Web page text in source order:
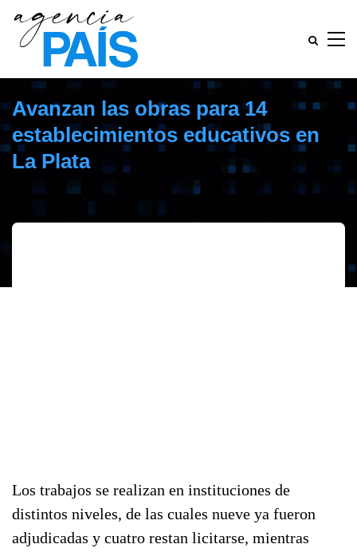
Avanzan las obras para 14
establecimientos educativos en
La Plata
Los trabajos se realizan en instituciones de
distintos niveles, de las cuales nueve ya fueron
adjudicadas y cuatro restan licitarse, mientras